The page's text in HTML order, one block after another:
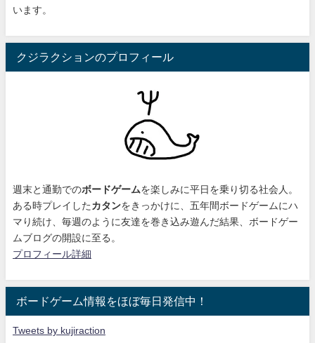
います。
クジラクションのプロフィール
週末と通勤でのボードゲームを楽しみに平日を乗り切る社会人。
ある時プレイした カタンをきっかけに、 五年間ボードゲームにハ
マり続け 、毎週のように友達を巻き込み遊んだ結果、ボードゲー
ムブログの開設に至る。
プロフィール詳細
ボードゲーム情報をほぼ毎日発信中！
Tweets by kujiraction